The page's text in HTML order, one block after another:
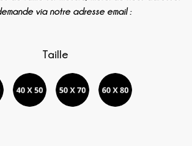
via notre adresse email :
Taille